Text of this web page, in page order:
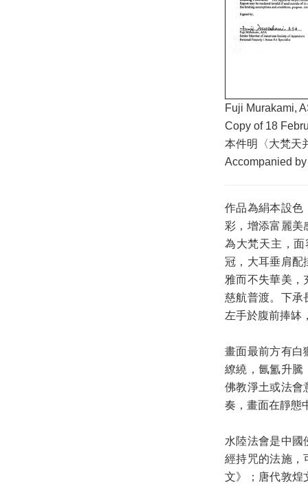
Fuji Murakami,
Copy of 18
本件明〈大梵天
Accompanied
作品為絹本設色
彩，增添富麗美
為大梵天主，
冠，大耳垂肩配
雅而不失華美，
慈航普渡。下承
左手於腹前捧缽
畫面最前方有白
繚繞，氤氳升騰
佛教淨土或法會
奏，畫面在靜態
水陸法會是中國
經持咒的法施，
文》；唐代敦煌